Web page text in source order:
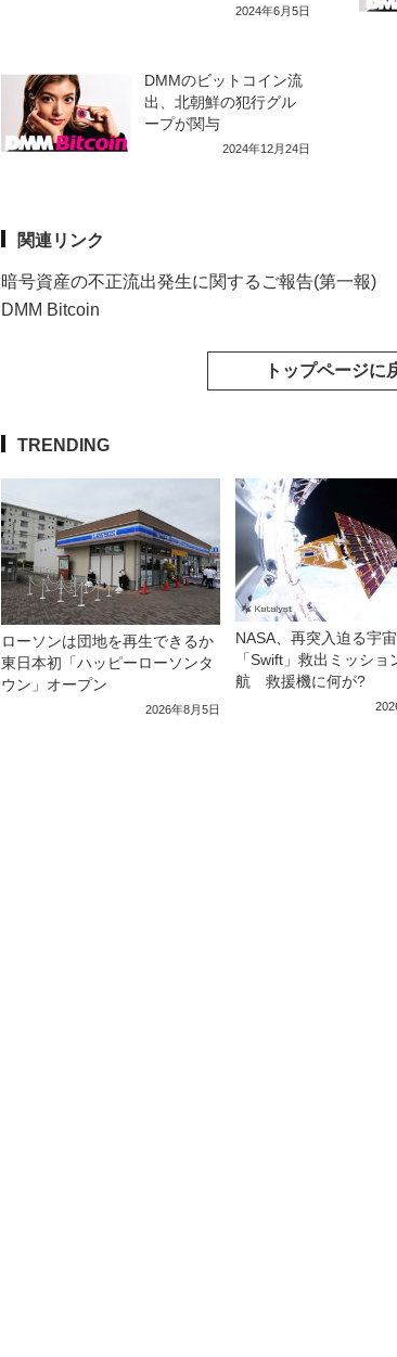
2024年6月5日
DMMのビットコイン流
出、北朝鮮の犯行グル
ープが関与
2024年12月24日
関連リンク
暗号資産の不正流出発生に関するご報告(第一報)
DMM Bitcoin
トップページに
TRENDING
ローソンは団地を再生できるか
東日本初「ハッピーローソンタ
ウン」オープン
2026年8月5日
NASA、再突入迫る宇
「Swift」救出ミッショ
航 救援機に何が?